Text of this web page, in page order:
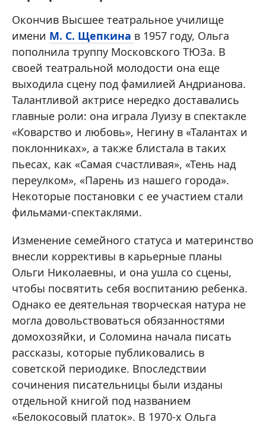
Окончив Высшее театральное училище
имени М. С. Щепкина в 1957 году, Ольга
пополнила труппу Московского ТЮЗа. В
своей театральной молодости она еще
выходила сцену под фамилией Андрианова.
Талантливой актрисе нередко доставались
главные роли: она играла Луизу в спектакле
«Коварство и любовь», Негину в «Талантах и
поклонниках», а также блистала в таких
пьесах, как «Самая счастливая», «Тень над
переулком», «Парень из нашего города».
Некоторые постановки с ее участием стали
фильмами-спектаклями.
Изменение семейного статуса и материнство
внесли коррективы в карьерные планы
Ольги Николаевны, и она ушла со сцены,
чтобы посвятить себя воспитанию ребенка.
Однако ее деятельная творческая натура не
могла довольствоваться обязанностями
домохозяйки, и Соломина начала писать
рассказы, которые публиковались в
советской периодике. Впоследствии
сочинения писательницы были изданы
отдельной книгой под названием
«Белокосовый платок». В 1970-х Ольга